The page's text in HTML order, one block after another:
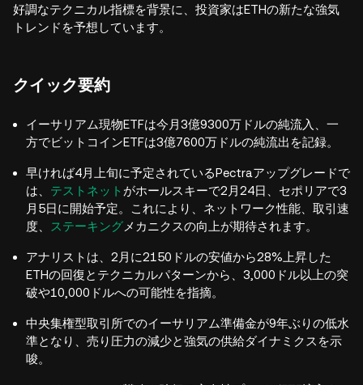
好調なテクニカル指標を背景に、投資家はETHの新たな強気
トレンドを予想しています。
クイック要約
イーサリアム現物ETFは今月3億9300万ドルの純流入、一
方でビットコインETFは3億7600万ドルの純流出を記録。
早ければ4月上旬に予定されているPectraアップグレードで
は、 テストネット がホールスキーで2月24日、セポリアで3
月5日に開始予定。これにより、ネットワーク性能、取引速
度、
ステーキング メカニクスの向上が期待されます。
アナリストは、2月に2150ドルの安値から28%上昇した
ETHの回復とテクニカルパターンから、3,000ドル以上の突
破や10,000ドルへの可能性を指摘。
中央集権型取引所でのイーサリアム準備金が9年ぶりの低水
準となり、売り圧力の減少と強気の供給ダイナミクスを示
唆。